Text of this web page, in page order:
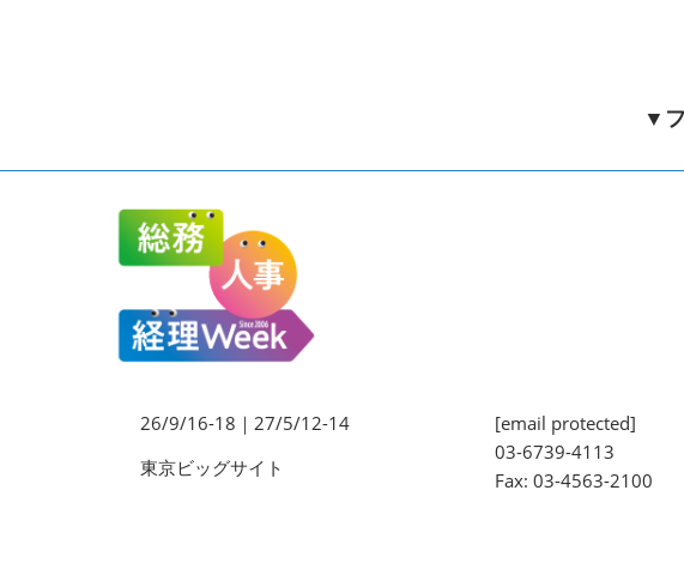
【9月より】バックオフィス
【9月】展示会概要
▼
26/9/16-18｜27/5/12-14
東京ビッグサイト
[email protected]
03-6739-4113
Fax: 03-4563-2100